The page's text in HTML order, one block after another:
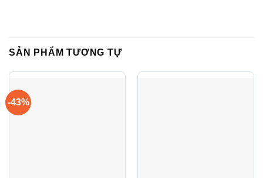
SẢN PHẨM TƯƠNG TỰ
-43%